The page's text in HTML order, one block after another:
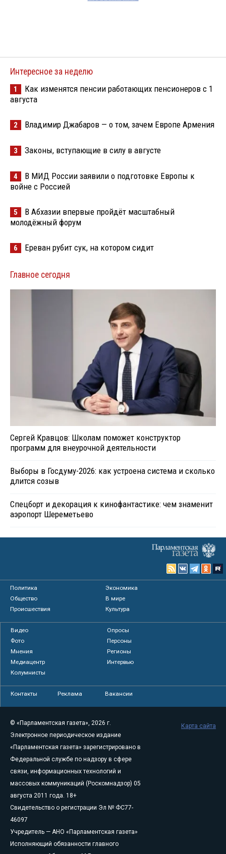
Интересное за неделю
1
Как изменятся пенсии работающих пенсионеров с 1
августа
2 Владимир Джабаров — о том, зачем Европе Армения
3 Законы, вступающие в силу в августе
4
В МИД России заявили о подготовке Европы к
войне с Россией
5
В Абхазии впервые пройдёт масштабный
молодёжный форум
6 Ереван рубит сук, на котором сидит
Главное сегодня
Сергей Кравцов: Школам поможет конструктор
программ для внеурочной деятельности
Выборы в Госдуму-2026: как устроена система и сколько
длится созыв
Спецборт и декорация к кинофантастике: чем знаменит
аэропорт Шереметьево
Политика
Экономика
Общество
В мире
Происшествия
Культура
Видео
Опросы
Фото
Персоны
Мнения
Регионы
Медиацентр
Интервью
Колумнисты
Контакты Реклама Вакансии
© «Парламентская газета», 2026 г.
Электронное периодическое издание
«Парламентская газета» зарегистрировано в
Федеральной службе по надзору в сфере
связи, информационных технологий и
массовых коммуникаций (Роскомнадзор) 05
августа 2011 года. 18+
Свидетельство о регистрации Эл № ФС77-
46097
Учредитель — АНО «Парламентская газета»
Исполняющий обязанности главного
Карта сайта